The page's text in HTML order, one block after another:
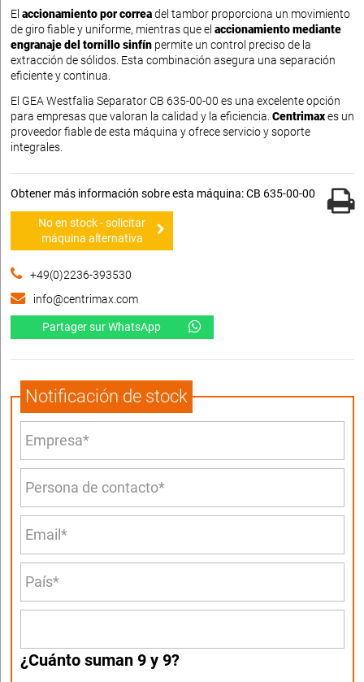
El accionamiento por correadel tambor proporciona un movimiento
de giro fiable y uniforme, mientras que el accionamiento mediante
engranaje del tornillo sinfín permite un control preciso de la
extracción de sólidos. Esta combinación asegura una separación
eficiente y continua.
El GEA Westfalia Separator CB 635-00-00 es una excelente opción
para empresas que valoran la calidad y la eficiencia. Centrimaxes un
proveedor fiable de esta máquina y ofrece servicio y soporte
integrales.
Obtener más información sobre esta máquina: CB 635-00-00
No en stock - solicitar
máquina alternativa
+49(0)2236-393530
info@centrimax.com
Partager sur WhatsApp
Notificación de stock
¿Cuánto suman 9 y 9?